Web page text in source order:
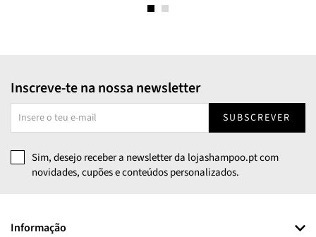
Inscreve-te na nossa newsletter
SUBSCREVER
Sim, desejo receber a newsletter da lojashampoo.pt com
novidades, cupões e conteúdos personalizados.
Informação